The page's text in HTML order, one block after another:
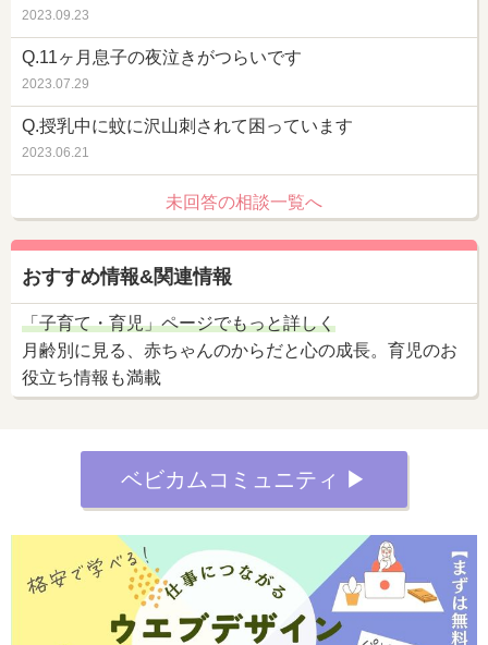
2023.09.23
Q.11ヶ月息子の夜泣きがつらいです
2023.07.29
Q.授乳中に蚊に沢山刺されて困っています
2023.06.21
未回答の相談一覧へ
おすすめ情報&関連情報
「子育て・育児」ページでもっと詳しく
月齢別に見る、赤ちゃんのからだと心の成長。育児のお
役立ち情報も満載
ベビカムコミュニティ ▶︎